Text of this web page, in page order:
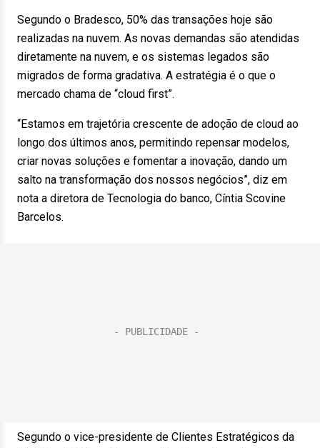
Segundo o Bradesco, 50% das transações hoje são
realizadas na nuvem. As novas demandas são atendidas
diretamente na nuvem, e os sistemas legados são
migrados de forma gradativa. A estratégia é o que o
mercado chama de “cloud first”.
“Estamos em trajetória crescente de adoção de cloud ao
longo dos últimos anos, permitindo repensar modelos,
criar novas soluções e fomentar a inovação, dando um
salto na transformação dos nossos negócios”, diz em
nota a diretora de Tecnologia do banco, Cíntia Scovine
Barcelos.
Segundo o vice-presidente de Clientes Estratégicos da